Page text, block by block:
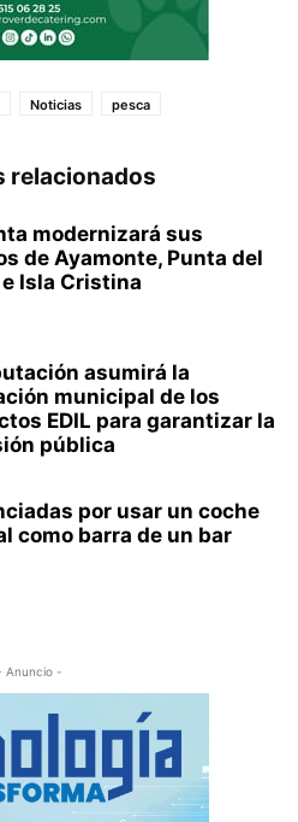
Noticias pesca
relacionados
modernizará sus
de Ayamonte, Punta del
Isla Cristina
asumirá la
municipal de los
EDIL para garantizar la
pública
por usar un coche
como barra de un bar
Anuncio -